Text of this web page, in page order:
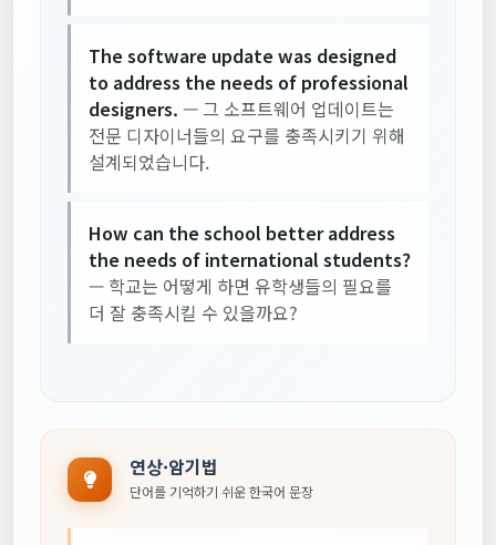
The software update was designed
to address the needs of professional
designers. — 그 소프트웨어 업데이트는
전문 디자이너들의 요구를 충족시키기 위해
설계되었습니다.
How can the school better address
the needs of international students?
— 학교는 어떻게 하면 유학생들의 필요를
더 잘 충족시킬 수 있을까요?
연상·암기법
단어를 기억하기 쉬운 한국어 문장